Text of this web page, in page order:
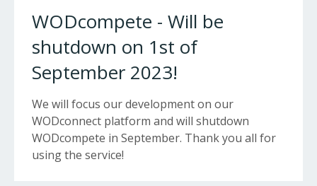
WODcompete - Will be
shutdown on 1st of
September 2023!
We will focus our development on our
WODconnect platform and will shutdown
WODcompete in September. Thank you all for
using the service!